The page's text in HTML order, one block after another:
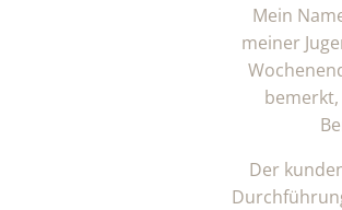
Mein
meiner
Der